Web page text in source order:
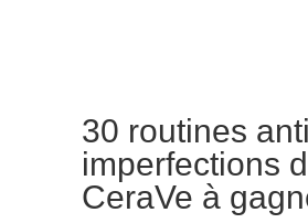
30 routines
imperfections
CeraVe à